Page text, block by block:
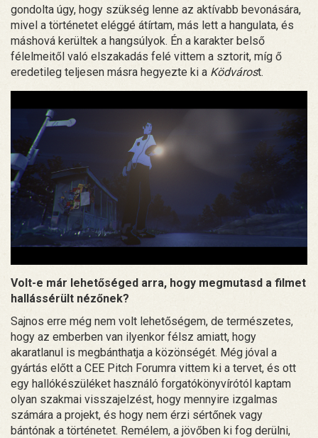
gondolta úgy, hogy szükség lenne az aktívabb bevonására,
mivel a történetet eléggé átírtam, más lett a hangulata, és
máshová kerültek a hangsúlyok. Én a karakter belső
félelmeitől való elszakadás felé vittem a sztorit, míg ő
eredetileg teljesen másra hegyezte ki a Ködvárost.
Volt-e már lehetőséged arra, hogy megmutasd a filmet
hallássérült nézőnek?
Sajnos erre még nem volt lehetőségem, de természetes,
hogy az emberben van ilyenkor félsz amiatt, hogy
akaratlanul is megbánthatja a közönségét. Még jóval a
gyártás előtt a CEE Pitch Forumra vittem ki a tervet, és ott
egy hallókészüléket használó forgatókönyvírótól kaptam
olyan szakmai visszajelzést, hogy mennyire izgalmas
számára a projekt, és hogy nem érzi sértőnek vagy
bántónak a történetet. Remélem, a jövőben ki fog derülni,